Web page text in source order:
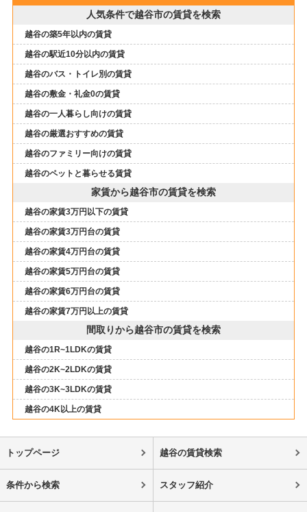
人気条件で越谷市の賃貸を検索
越谷の築5年以内の賃貸
越谷の駅近10分以内の賃貸
越谷のバス・トイレ別の賃貸
越谷の敷金・礼金0の賃貸
越谷の一人暮らし向けの賃貸
越谷の厳選おすすめの賃貸
越谷のファミリー向けの賃貸
越谷のペットと暮らせる賃貸
家賃から越谷市の賃貸を検索
越谷の家賃3万円以下の賃貸
越谷の家賃3万円台の賃貸
越谷の家賃4万円台の賃貸
越谷の家賃5万円台の賃貸
越谷の家賃6万円台の賃貸
越谷の家賃7万円以上の賃貸
間取りから越谷市の賃貸を検索
越谷の1R~1LDKの賃貸
越谷の2K~2LDKの賃貸
越谷の3K~3LDKの賃貸
越谷の4K以上の賃貸
トップページ 越谷の賃貸検索
条件から検索 スタッフ紹介